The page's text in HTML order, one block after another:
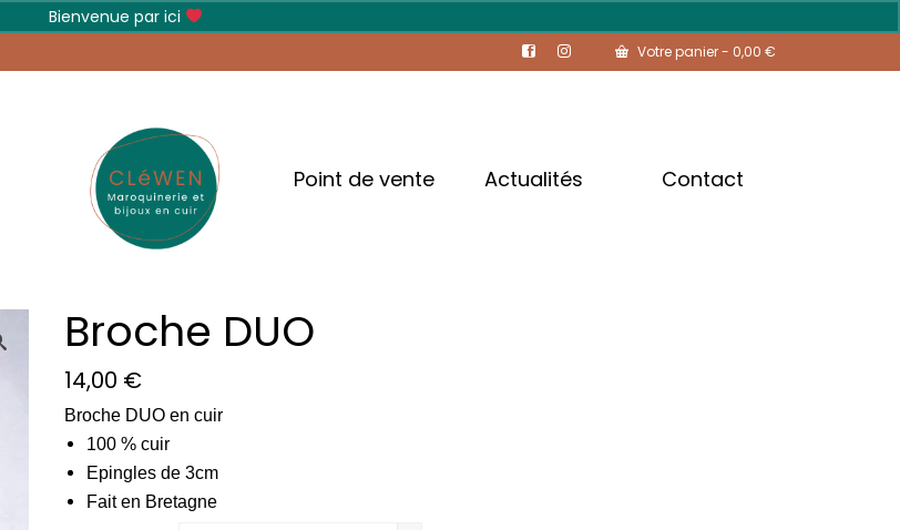
Votre panier- 0,00 €
Point de vente Actualités Contact
Broche DUO
14,00 €
Broche DUO en cuir
100 % cuir
Epingles de 3cm
Fait en Bretagne
Bienvenue par ici